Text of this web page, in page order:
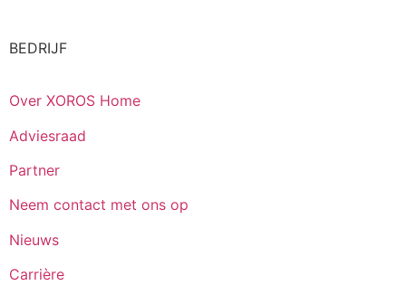
BEDRIJF
Over XOROS Home
Adviesraad
Partner
Neem contact met ons op
Nieuws
Carrière